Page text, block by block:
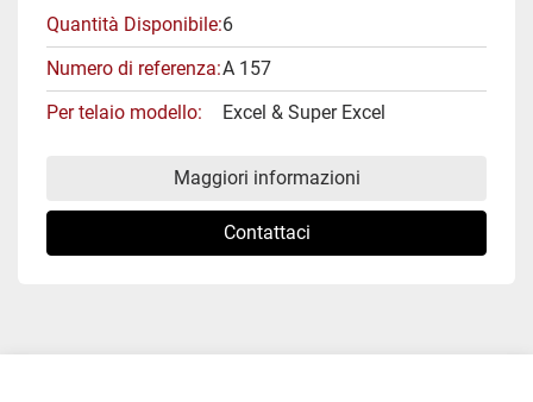
Quantità Disponibile 6
Numero di referenza A 157
Per telaio modello
Excel & Super Excel
Maggiori informazioni
Contattaci